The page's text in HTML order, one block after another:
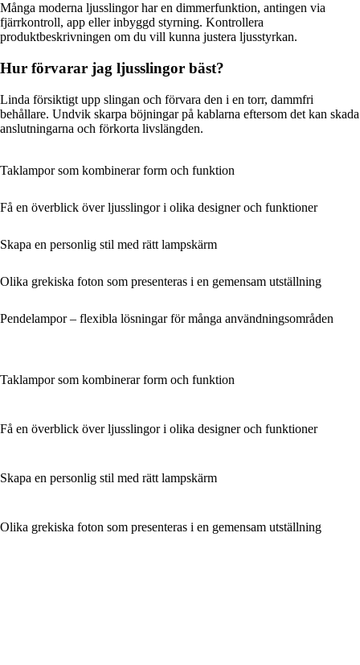
Många moderna ljusslingor har en dimmerfunktion, antingen via
fjärrkontroll, app eller inbyggd styrning. Kontrollera
produktbeskrivningen om du vill kunna justera ljusstyrkan.
Hur förvarar jag ljusslingor bäst?
Linda försiktigt upp slingan och förvara den i en torr, dammfri
behållare. Undvik skarpa böjningar på kablarna eftersom det kan skada
anslutningarna och förkorta livslängden.
Taklampor som kombinerar form och funktion
Få en överblick över ljusslingor i olika designer och funktioner
Skapa en personlig stil med rätt lampskärm
Olika grekiska foton som presenteras i en gemensam utställning
Pendelampor – flexibla lösningar för många användningsområden
Taklampor som kombinerar form och funktion
Få en överblick över ljusslingor i olika designer och funktioner
Skapa en personlig stil med rätt lampskärm
Olika grekiska foton som presenteras i en gemensam utställning